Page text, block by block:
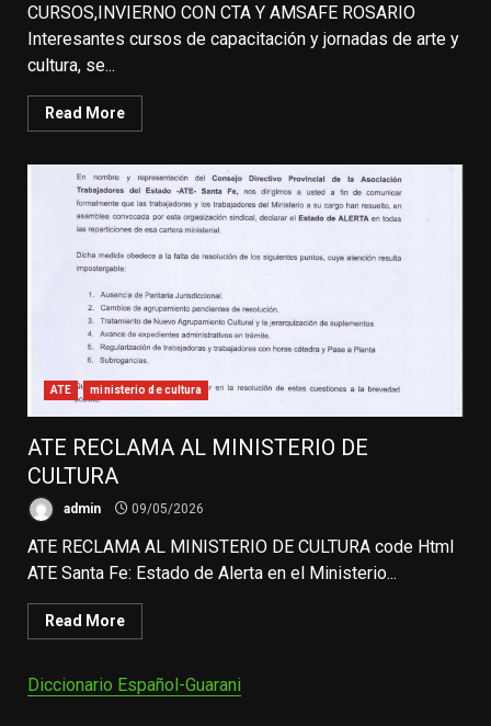
CURSOS,INVIERNO CON CTA Y AMSAFE ROSARIO
Interesantes cursos de capacitación y jornadas de arte y
cultura, se...
Read More
ATE ministerio de cultura
ATE RECLAMA AL MINISTERIO DE
CULTURA
admin 09/05/2026
ATE RECLAMA AL MINISTERIO DE CULTURA code Html
ATE Santa Fe: Estado de Alerta en el Ministerio...
Read More
Diccionario Español-Guarani